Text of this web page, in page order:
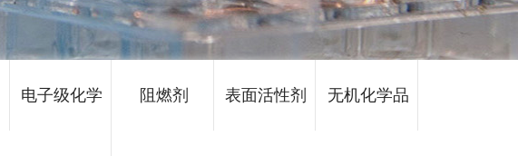
电子级化学 阻燃剂 表面活性剂 无机化学品